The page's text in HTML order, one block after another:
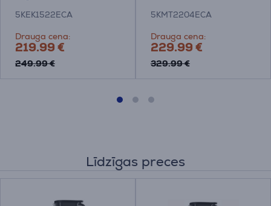
5KEK1522ECA
Drauga cena:
219.99 €
249.99 €
5KMT2204ECA
Drauga cena:
229.99 €
329.99 €
Līdzīgas preces